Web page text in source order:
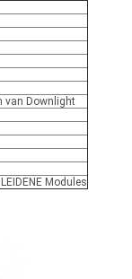
van Downlight
Modules